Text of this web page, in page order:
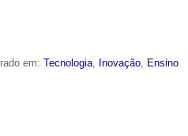
em:Tecnologia, Inovação, Ensino